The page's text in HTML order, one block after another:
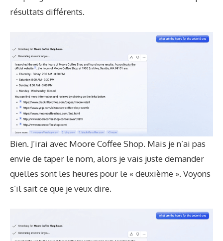
résultats différents.
Bien. J’irai avec Moore Coffee Shop. Mais je n’ai pas
envie de taper le nom, alors je vais juste demander
quelles sont les heures pour le « deuxième ». Voyons
s’il sait ce que je veux dire.